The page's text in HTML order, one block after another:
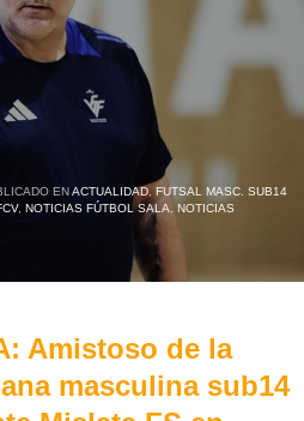
ENACTUALIDAD, FUTSAL MASC. SUB14
, NOTICIAS FÚTBOL SALA ,NOTICIAS
Amistoso de la
masculina sub14